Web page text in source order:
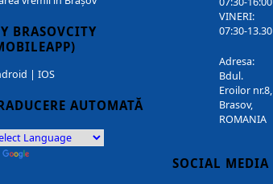
BRASOVCITY
| IOS
AUTOMATĂ
VINERI:
07:30-13.30
Adresa:
Bdul.
Eroilor nr.8,
Brasov,
ROMANIA
SOCIAL MEDIA